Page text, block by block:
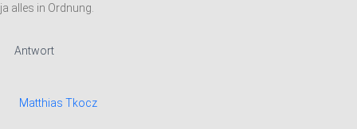
ja alles in Ordnung.
Antwort
Matthias Tkocz